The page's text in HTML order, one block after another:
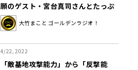
願のゲスト・宮台真司さんとたっぷ
りトーク！
大竹まこと ゴールデンラジオ！
4/22, 2022
「敵基地攻撃能力」から「反撃能